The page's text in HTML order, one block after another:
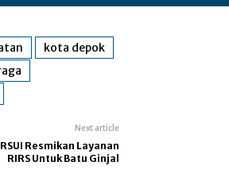
kota depok
Next article
RSUI Resmikan Layanan
RIRS Untuk Batu Ginjal